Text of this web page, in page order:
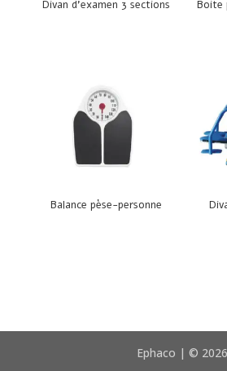
Divan d’examen 3 sections Boite
Balance pèse-personne
Ephaco | © 2026